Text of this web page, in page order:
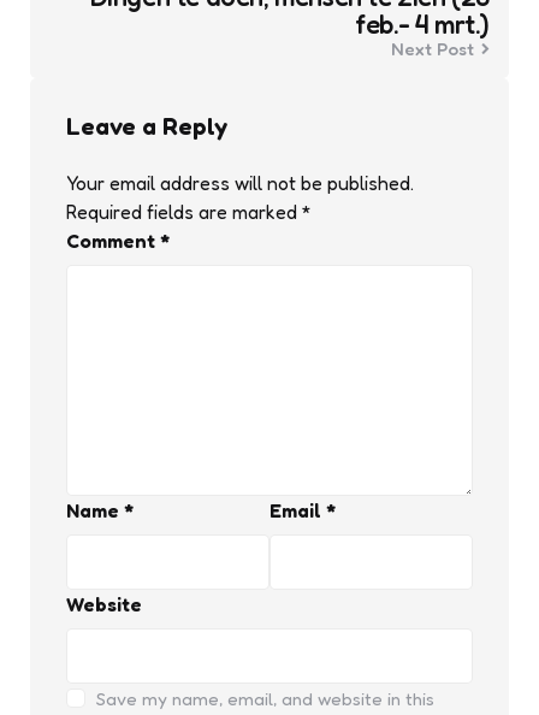
feb.- 4 mrt.)
Next Post
Leave a Reply
Your email address will not be published.
Required fields are marked *
Comment *
Name * Email *
Website
Save my name, email, and website in this